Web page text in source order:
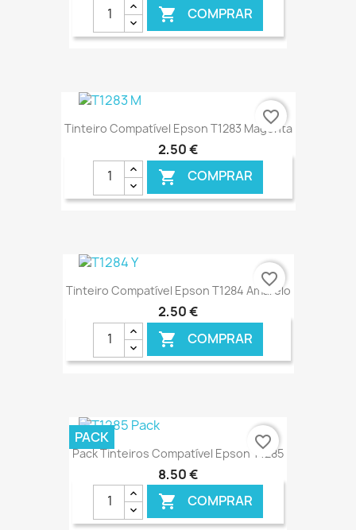
 COMPRAR
€ ONLINE
Tinteiro Compatível Epson T1283 Magenta
2,50 €
 COMPRAR
€ ONLINE
favorite_border
Tinteiro Compatível Epson T1284 Amarelo
2,50 €
 COMPRAR
€ ONLINE
favorite_border
Pack Tinteiros Compatível Epson T1285
8,50 €
 COMPRAR
PACK favorite_border